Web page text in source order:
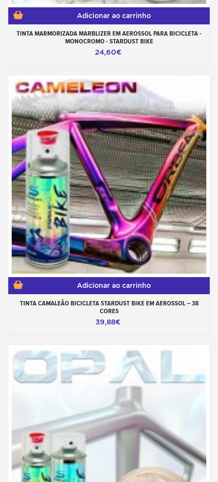
Adicionar ao carrinho
TINTA MARMORIZADA MARBLIZER EM AEROSSOL PARA BICICLETA -
MONOCROMO - STARDUST BIKE
24,60€
Adicionar ao carrinho
TINTA CAMALEÃO BICICLETA STARDUST BIKE EM AEROSSOL – 38
CORES
39,88€